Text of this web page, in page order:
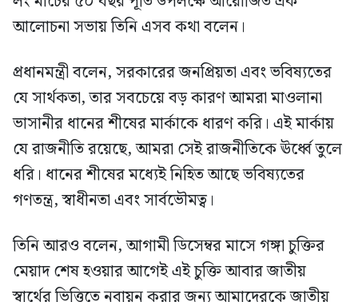
আলোচনা সভায় তিনি এসব কথা বলেন।
প্রধানমন্ত্রী বলেন, সরকারের জনপ্রিয়তা এবং ভবিষ্যতের
যে সার্থকতা, তার সবচেয়ে বড় কারণ আমরা মাওলানা
ভাসানীর ধানের শীষের মার্কাকে ধারণ করি। এই মার্কায়
যে রাজনীতি রয়েছে, আমরা সেই রাজনীতিকে ঊর্ধ্বে তুলে
ধরি। ধানের শীষের মধ্যেই নিহিত আছে ভবিষ্যতের
গণতন্ত্র, স্বাধীনতা এবং সার্বভৌমত্ব।
তিনি আরও বলেন, আগামী ডিসেম্বর মাসে গঙ্গা চুক্তির
মেয়াদ শেষ হওয়ার আগেই এই চুক্তি আবার জাতীয়